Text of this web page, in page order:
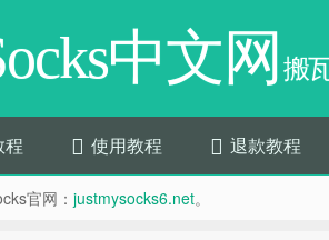
中文网 搬
程 使用教程 退款教程
官网： justmysocks6.net。